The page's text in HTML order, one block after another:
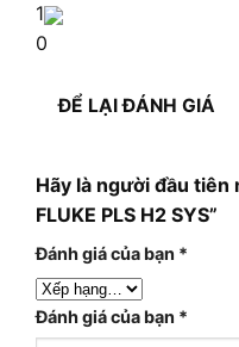
1
0
ĐỂ LẠI ĐÁNH GIÁ
Hãy là người đầu tiên
FLUKE PLS H2 SYS”
Đánh giá của bạn *
Đánh giá của bạn *